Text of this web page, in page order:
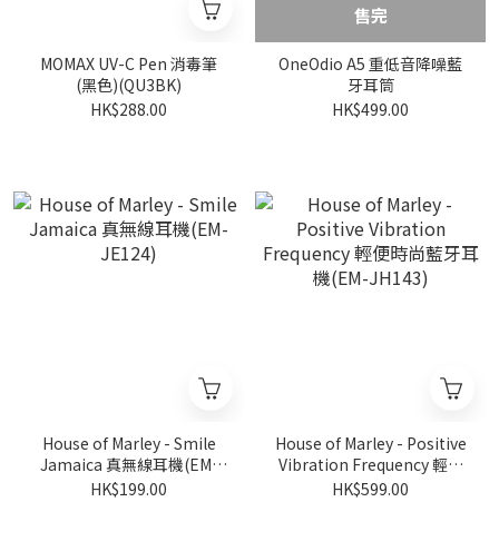
MOMAX UV-C Pen 消毒筆
(黑色)(QU3BK)
HK$288.00
售完
OneOdio A5 重低音降噪藍
牙耳筒
HK$499.00
House of Marley - Smile
Jamaica 真無線耳機(EM-
JE124)
HK$199.00
House of Marley - Positive
Vibration Frequency 輕便
時尚藍牙耳機(EM-JH143)
HK$599.00